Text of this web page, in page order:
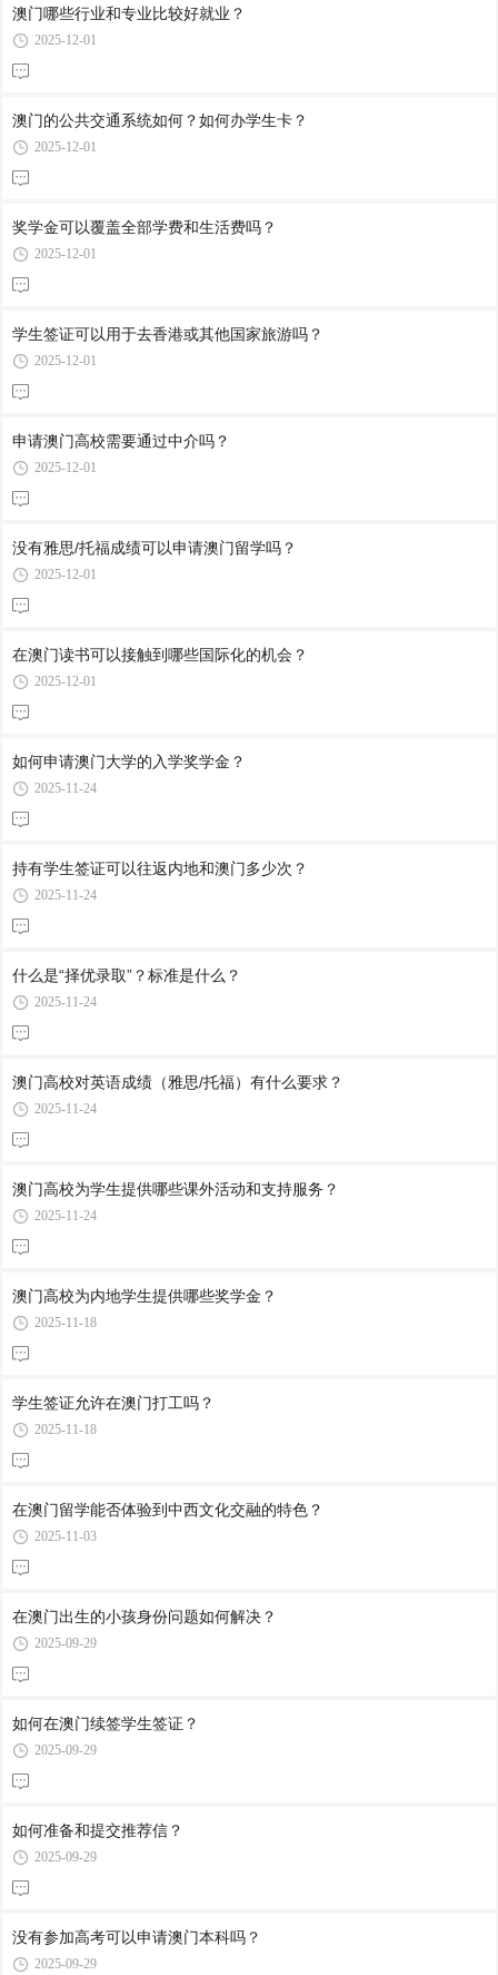
澳门哪些行业和专业比较好就业？
2025-12-01
澳门的公共交通系统如何？如何办学生卡？
2025-12-01
奖学金可以覆盖全部学费和生活费吗？
2025-12-01
学生签证可以用于去香港或其他国家旅游吗？
2025-12-01
申请澳门高校需要通过中介吗？
2025-12-01
没有雅思/托福成绩可以申请澳门留学吗？
2025-12-01
在澳门读书可以接触到哪些国际化的机会？
2025-12-01
如何申请澳门大学的入学奖学金？
2025-11-24
持有学生签证可以往返内地和澳门多少次？
2025-11-24
什么是“择优录取”？标准是什么？
2025-11-24
澳门高校对英语成绩（雅思/托福）有什么要求？
2025-11-24
澳门高校为学生提供哪些课外活动和支持服务？
2025-11-24
澳门高校为内地学生提供哪些奖学金？
2025-11-18
学生签证允许在澳门打工吗？
2025-11-18
在澳门留学能否体验到中西文化交融的特色？
2025-11-03
在澳门出生的小孩身份问题如何解决？
2025-09-29
如何在澳门续签学生签证？
2025-09-29
如何准备和提交推荐信？
2025-09-29
没有参加高考可以申请澳门本科吗？
2025-09-29